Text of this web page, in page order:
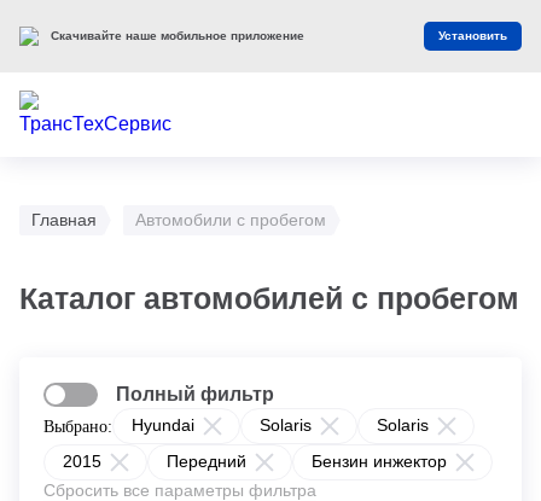
Главная Автомобили с пробегом
Каталог автомобилей с пробегом
Выбрано: Hyundai Solaris
Solaris
2015
Передний
Бензин инжектор
Сбросить все параметры фильтра
Полный фильтр
Скачивайте наше мобильное приложение Установить